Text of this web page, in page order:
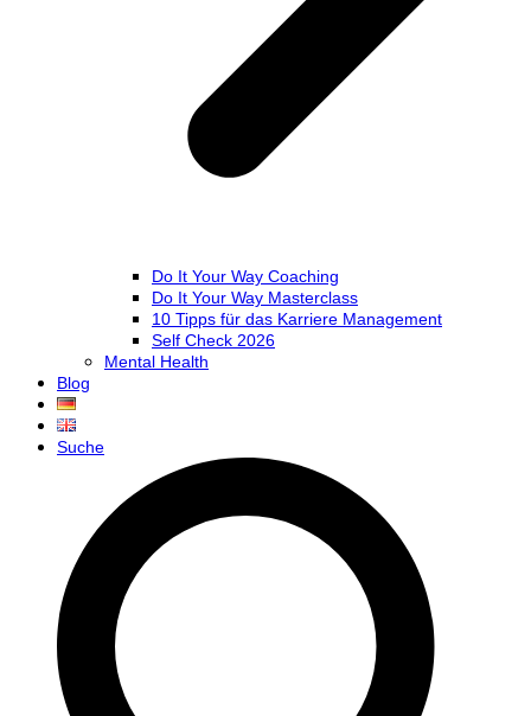
Do It Your Way Coaching
Do It Your Way Masterclass
10 Tipps für das Karriere Management
Self Check 2026
Mental Health
Blog
Suche